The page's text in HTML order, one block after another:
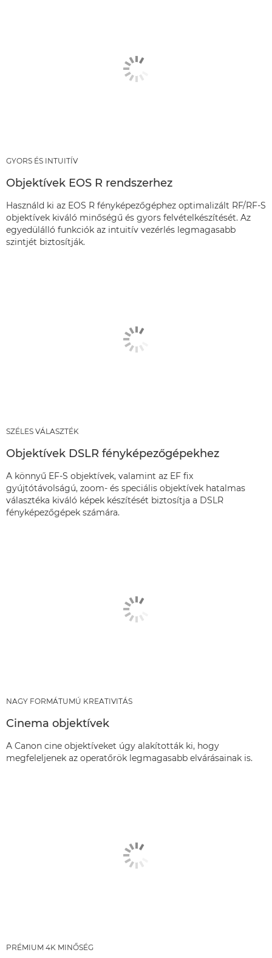
GYORS ÉS INTUITÍV
Objektívek EOS R rendszerhez
Használd ki az EOS R fényképezőgéphez optimalizált RF/RF-S
objektívek kiváló minőségű és gyors felvételkészítését. Az
egyedülálló funkciók az intuitív vezérlés legmagasabb
szintjét biztosítják.
SZÉLES VÁLASZTÉK
Objektívek DSLR fényképezőgépekhez
A könnyű EF-S objektívek, valamint az EF fix
gyújtótávolságú, zoom- és speciális objektívek hatalmas
választéka kiváló képek készítését biztosítja a DSLR
fényképezőgépek számára.
NAGY FORMÁTUMÚ KREATIVITÁS
Cinema objektívek
A Canon cine objektíveket úgy alakították ki, hogy
megfeleljenek az operatőrök legmagasabb elvárásainak is.
PRÉMIUM 4K MINŐSÉG